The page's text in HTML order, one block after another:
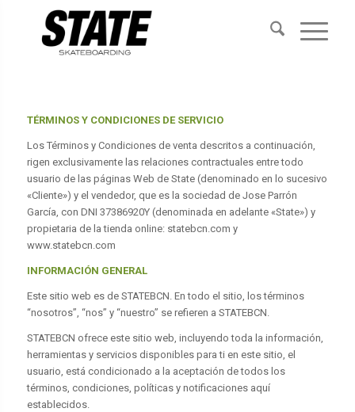
TÉRMINOS Y CONDICIONES DE SERVICIO
Los Términos y Condiciones de venta descritos a continuación,
rigen exclusivamente las relaciones contractuales entre todo
usuario de las páginas Web de State (denominado en lo sucesivo
«Cliente») y el vendedor, que es la sociedad de Jose Parrón
García, con DNI 37386920Y (denominada en adelante «State») y
propietaria de la tienda online: statebcn.com y
www.statebcn.com
INFORMACIÓN GENERAL
Este sitio web es de STATEBCN. En todo el sitio, los términos
“nosotros”, “nos” y “nuestro” se refieren a STATEBCN.
STATEBCN ofrece este sitio web, incluyendo toda la información,
herramientas y servicios disponibles para ti en este sitio, el
usuario, está condicionado a la aceptación de todos los
términos, condiciones, políticas y notificaciones aquí
establecidos.